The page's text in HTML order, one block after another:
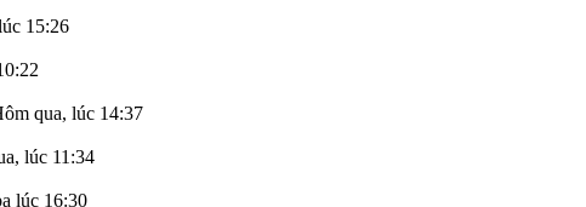
15:26
qua, lúc 14:37
lúc 11:34
lúc 16:30